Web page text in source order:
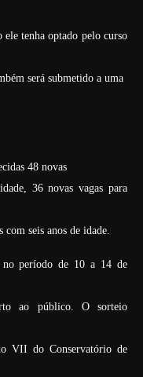
ele tenha optado pelo curso
será submetido a uma
48 novas
36 novas vagas para
com seis anos de idade.
no período de 10 a 14 de
ao público. O sorteio
VII do Conservatório de